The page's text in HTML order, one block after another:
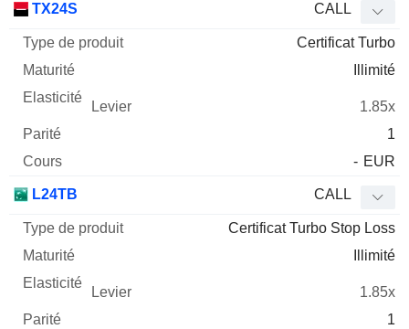
TX24S CALL
Certificat Turbo
Illimité
1.85x
1
- EUR
L24TB CALL
Certificat Turbo Stop Loss
Illimité
1.85x
1